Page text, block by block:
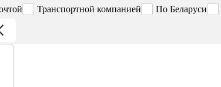
Транспортной компанией По Беларуси